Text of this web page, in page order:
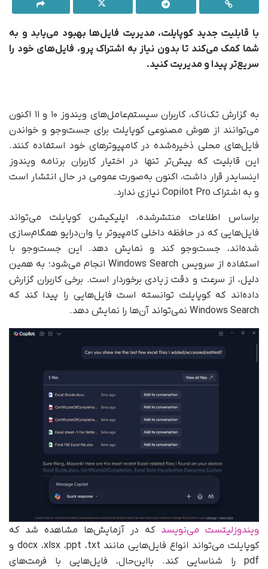
با قابلیت جدید کوپایلت، مدیریت فایل‌ها بهبود می‌یابد و به
شما کمک می‌کند تا بدون نیاز به اشتراک پرو، فایل‌های خود را
سریع‌تر پیدا و مدیریت کنید.
به گزارش تک‌ناک، کاربران سیستم‌عامل‌های ویندوز ۱۰ و ۱۱ اکنون
می‌توانند از هوش مصنوعی کوپایلت برای جست‌وجو و خواندن
فایل‌های محلی ذخیره‌شده در کامپیوترهای خود استفاده کنند.
این قابلیت که پیش‌تر تنها در اختیار کاربران برنامه ویندوز
اینسایدر قرار داشت، اکنون به‌صورت عمومی در حال انتشار است
و به اشتراک Copilot Pro نیازی ندارد.
براساس اطلاعات منتشرشده، اپلیکیشن کوپایلت می‌تواند
فایل‌هایی که در حافظه داخلی کامپیوتر یا وان‌درایو همگام‌سازی
شده‌اند، جست‌وجو کند و نمایش دهد. این جست‌وجو با
استفاده از سرویس Windows Search انجام می‌شود؛ به همین
دلیل، از سرعت و دقت زیادی برخوردار است. برخی کاربران گزارش
داده‌اند که کوپایلت توانسته است فایل‌هایی را پیدا کند که
Windows Search نمی‌تواند آن‌ها را نمایش دهد.
ویندوزلیتست می‌نویسد که در آزمایش‌ها مشاهده شد که
کوپایلت می‌تواند انواع فایل‌هایی مانند docx ،xlsx ،ppt ،txt و
pdf را شناسایی کند. با‌این‌حال، فایل‌هایی با فرمت‌های